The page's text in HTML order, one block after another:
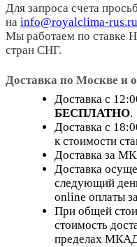
Для запроса счета
на info@royalclima-rus.ru
Мы работаем по ставке
стран СНГ.
Доставка по Москве и
Доставка с
БЕСПЛАТНО.
Доставка с
к стоимости
Доставка за
Доставка
следующий
online оплаты
При общей
стоимость
пределах